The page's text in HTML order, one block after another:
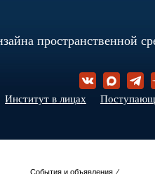
пространственной
Институт в лицах
События и объявления ⁄